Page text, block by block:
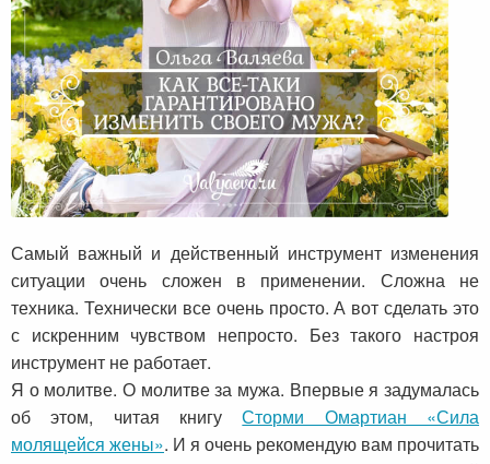
Самый важный и действенный инструмент изменения
ситуации очень сложен в применении. Сложна не
техника. Технически все очень просто. А вот сделать это
с искренним чувством непросто. Без такого настроя
инструмент не работает.
Я о молитве. О молитве за мужа. Впервые я задумалась
об этом, читая книгуСторми Омартиан «Сила
молящейся жены». И я очень рекомендую вам прочитать